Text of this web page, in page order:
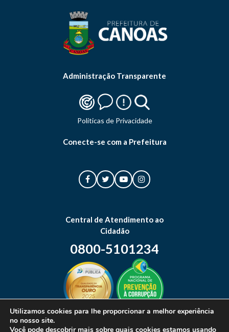
Administração Transparente
Politicas de Privacidade
Conecte-se com a Prefeitura
Central de Atendimento ao
Cidadão
0800-5101234
Utilizamos cookies para lhe proporcionar a melhor experiência
no nosso site.
Você pode descobrir mais sobre quais cookies estamos usando